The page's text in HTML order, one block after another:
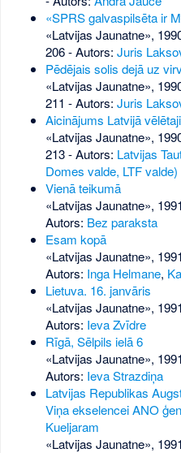
«SPRS galvaspilsēta ir
«Latvijas Jaunatne»,
206- Autors: Juris
Pēdējais solis dejā uz
«Latvijas Jaunatne»,
211 - Autors: Juris
Aicinājums Latvijā
«Latvijas Jaunatne»,
213- Autors: Latvijas
Domes valde, LTF valde)
Vienā teikumā
«Latvijas Jaunatne»,
Autors: Bez paraksta
Esam kopā
«Latvijas Jaunatne»,
Autors: Inga Helmane,
Lietuva. 16. janvāris
«Latvijas Jaunatne»,
Autors: Ieva Zvīdre
Rīgā, Sēlpils ielā 6
«Latvijas Jaunatne»,
Autors: Ieva Strazdiņa
Latvijas Republikas
Viņa ekselencei ANO
Kueljaram
«Latvijas Jaunatne»,